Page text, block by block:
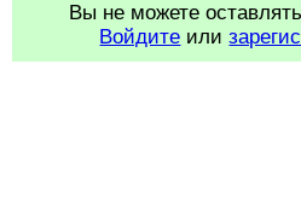
Вы не можете
Войдите или